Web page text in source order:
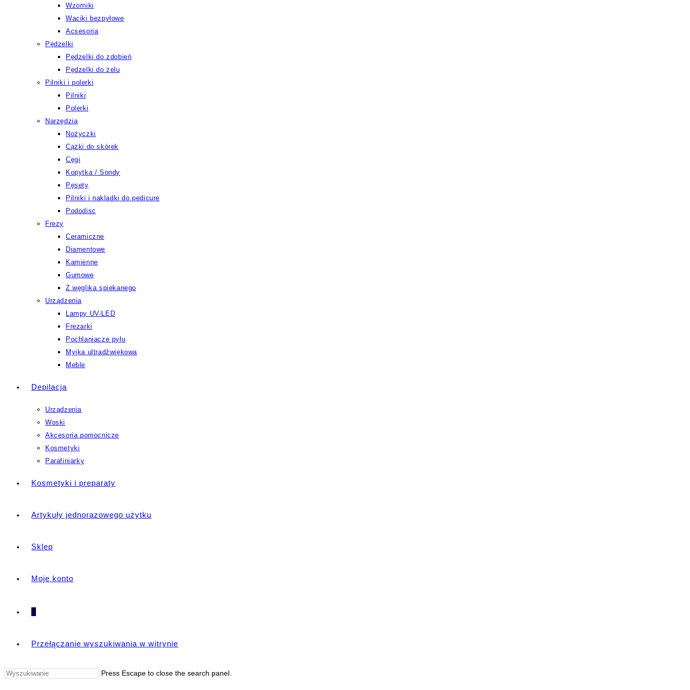
Wzorniki
Waciki bezpyłowe
Acsesoria
Pędzelki
Pędzelki do zdobień
Pędzelki do żelu
Pilniki i polerki
Pilniki
Polerki
Narzędzia
Nożyczki
Cążki do skórek
Cęgi
Kopytka / Sondy
Pęsety
Pilniki i nakladki do pedicure
Pododisc
Frezy
Ceramiczne
Diamentowe
Kamienne
Gumowe
Z węglika spiekanego
Urządzenia
Lampy UV-LED
Frezarki
Pochlaniacze pyłu
Myjka ultradźwiękowa
Meble
Depilacja
Urządzenia
Woski
Akcesoria pomocnicze
Kosmetyki
Parafiniarky
Kosmetyki i preparaty
Artykuły jednorazowego użytku
Sklep
Moje konto
0
Przełączanie wyszukiwania w witrynie
Press Escape to close the search panel.